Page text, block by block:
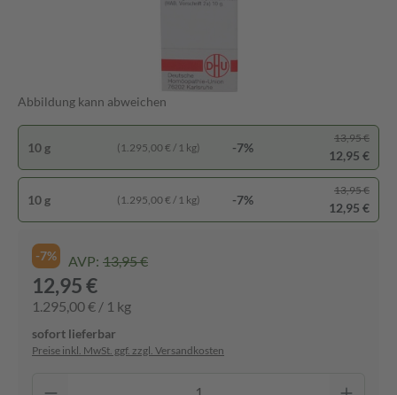
Abbildung kann abweichen
10 g (1.295,00 € / 1 kg) -7%
13,95 €
12,95 €
10 g (1.295,00 € / 1 kg) -7%
13,95 €
12,95 €
-7% AVP: 13,95 €
12,95 €
1.295,00 € / 1 kg
sofort lieferbar
Preise inkl. MwSt. ggf. zzgl. Versandkosten